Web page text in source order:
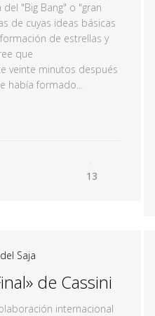
"Big Bang" o "gran
de cuyas ideas básicas
de estrellas y
que
veinte minutos después
había formado...
13
Saja
de Cassini
internacional